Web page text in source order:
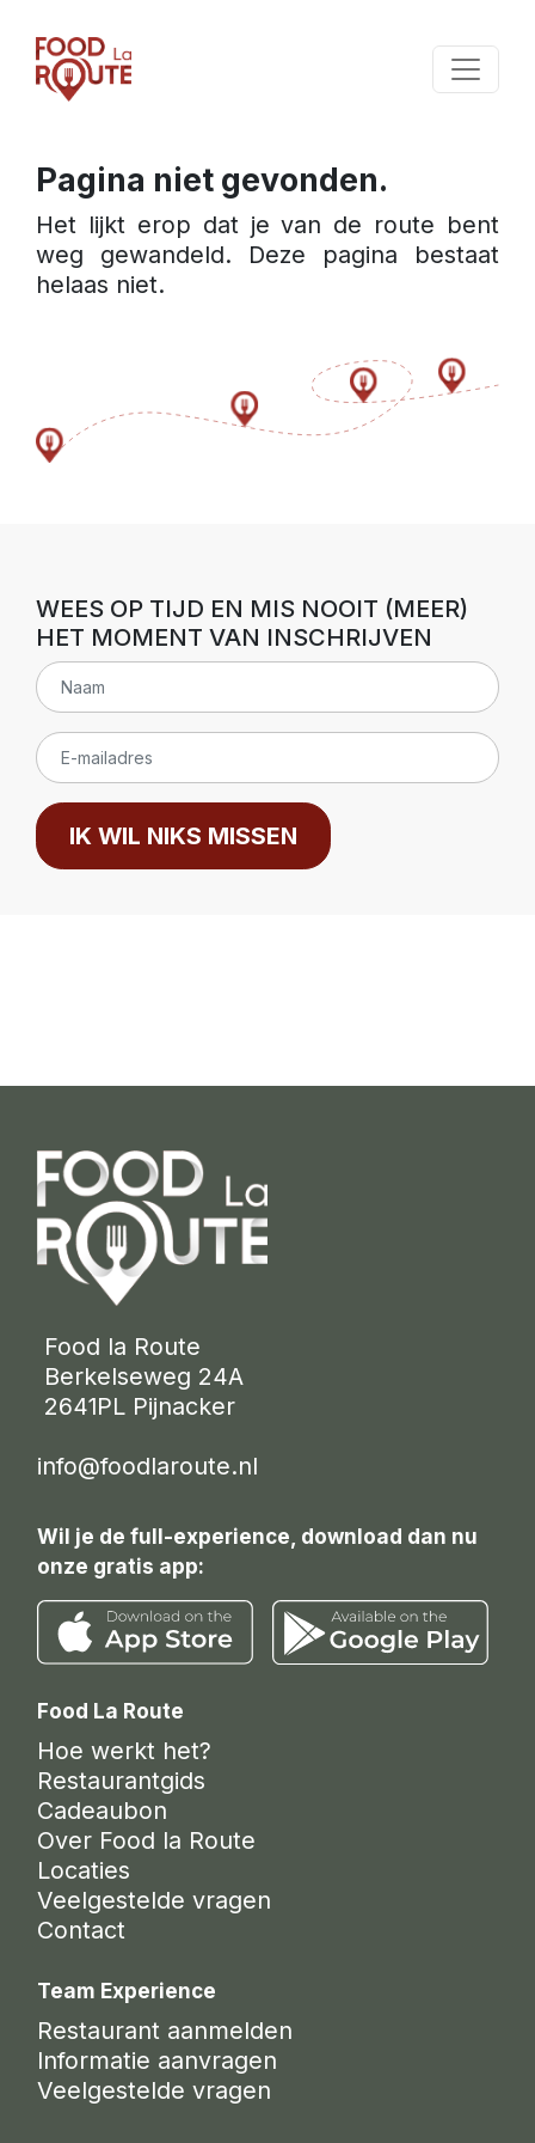
Pagina niet gevonden.
Het lijkt erop dat je van de route bent
weg gewandeld. Deze pagina bestaat
helaas niet.
WEES OP TIJD EN MIS NOOIT (MEER)
HET MOMENT VAN INSCHRIJVEN
IK WIL NIKS MISSEN
Food la Route
Berkelseweg 24A
2641PL Pijnacker
info@foodlaroute.nl
Wil je de full-experience, download dan nu
onze gratis app:
Food La Route
Hoe werkt het?
Restaurantgids
Cadeaubon
Over Food la Route
Locaties
Veelgestelde vragen
Contact
Team Experience
Restaurant aanmelden
Informatie aanvragen
Veelgestelde vragen